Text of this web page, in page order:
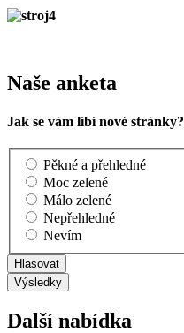
Naše anketa
Jak se vám líbí nové stránky?
Pěkné a přehledné
Moc zelené
Málo zelené
Nepřehledné
Nevím
Další nabídka